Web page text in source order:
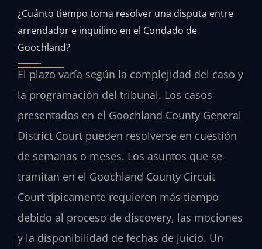
¿Cuánto tiempo toma resolver una disputa entre
arrendador e inquilino en el Condado de
Goochland?
El plazo varía según la complejidad del caso y
la programación del tribunal. Los casos
presentados en el Goochland County General
District Court pueden resolverse en cuestión
de semanas o meses. Los asuntos que se
tramitan en el Goochland County Circuit
Court típicamente requieren más tiempo
debido al proceso de discovery, las mociones
y la disponibilidad de fechas de juicio. Un